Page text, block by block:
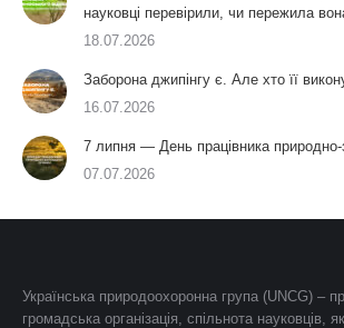
науковці перевірили, чи пережила
18.07.2026
Заборона джипінгу є. Але хто її
16.07.2026
7 липня — День працівника природно-
07.07.2026
Українська природоохоронна група (UNCG) –
громадська організація, спільнота науковців,